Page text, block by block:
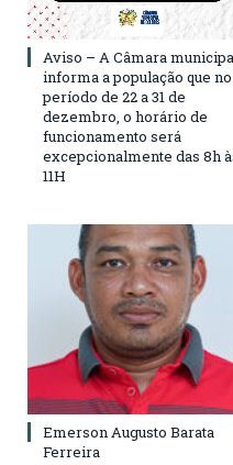
Aviso – A Câmara
informa a população que no
período de 22 a 31 de
dezembro, o horário de
funcionamento será
excepcionalmente das 8h
11H
Emerson Augusto Barata
Ferreira